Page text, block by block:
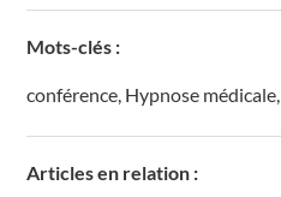
Mots-clés :
conférence, Hypnose médicale,
Articles en relation :